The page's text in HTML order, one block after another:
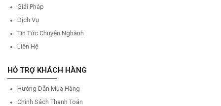
Giải Pháp
Dịch Vụ
Tin Tức Chuyên Nghành
Liên Hệ
HỖ TRỢ KHÁCH HÀNG
Hướng Dẫn Mua Hàng
Chính Sách Thanh Toán